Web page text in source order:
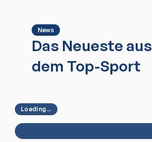
News
Das Neueste aus
dem Top-Sport
Loading...